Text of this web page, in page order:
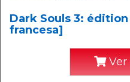
Dark Souls 3:
francesa]
Ver